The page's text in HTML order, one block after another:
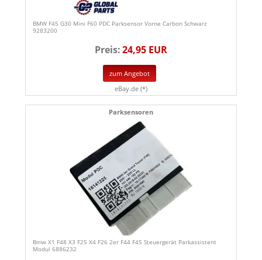
BMW F45 G30 Mini F60 PDC Parksensor Vorne Carbon Schwarz
9283200
Preis:24,95 EUR
zum Angebot
eBay.de (*)
Parksensoren
Bmw X1 F48 X3 F25 X4 F26 2er F44 F45 Steuergerät Parkassistent
Modul 6886232